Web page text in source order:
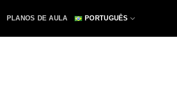
PLANOS DE AULA PORTUGUÊS